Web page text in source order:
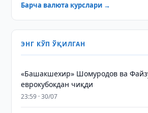
Барча валюта курслари →
ЭНГ КЎП ЎҚИЛГАН
«Башакшехир» Шомуродов ва
еврокубокдан чиқди
23:59 · 30/07